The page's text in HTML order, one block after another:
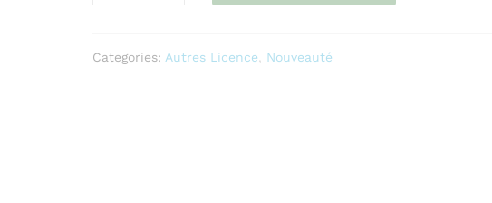
/
Categories: Autres Licence Nouveauté